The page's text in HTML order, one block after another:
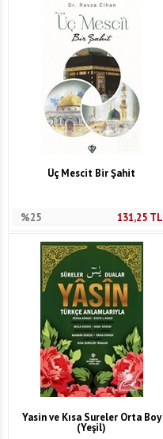
Üç Mescit Bir Şahit
%25 131,25TL
Yasin ve Kısa Sureler Orta Boy
(Yeşil)